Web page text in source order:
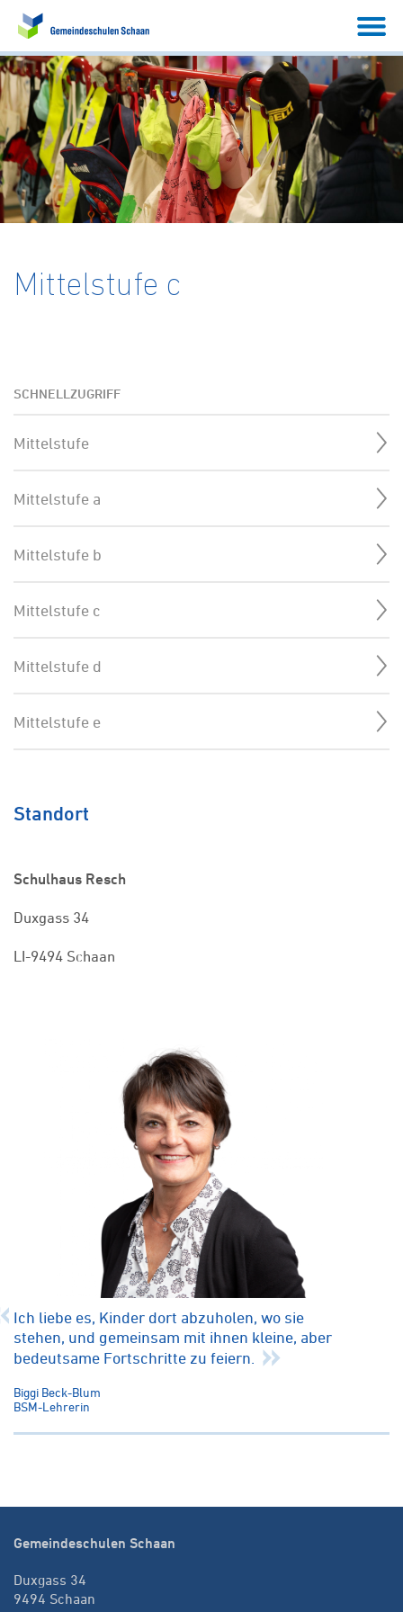
Mittelstufe c
SCHNELLZUGRIFF
Mittelstufe
Mittelstufe a
Mittelstufe b
Mittelstufe c
Mittelstufe d
Mittelstufe e
Standort
Schulhaus Resch
Duxgass 34
LI-9494 Schaan
Ich liebe es, Kinder dort abzuholen, wo sie
stehen, und gemeinsam mit ihnen kleine, aber
bedeutsame Fortschritte zu feiern.
Biggi Beck-Blum
BSM-Lehrerin
Gemeindeschulen Schaan
Duxgass 34
9494 Schaan